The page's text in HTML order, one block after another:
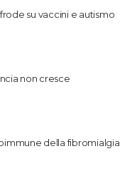
su vaccini e autismo
non cresce
della fibromialgia